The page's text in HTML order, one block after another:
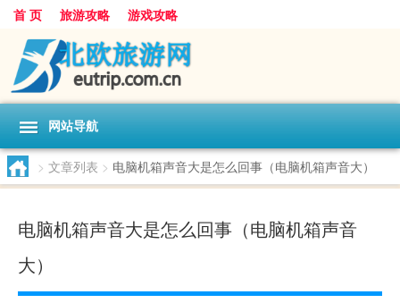
首 页 旅游攻略 游戏攻略
网站导航
> 文章列表 > 电脑机箱声音大是怎么回事（电脑机箱声音大）
电脑机箱声音大是怎么回事（电脑机箱声音
大）